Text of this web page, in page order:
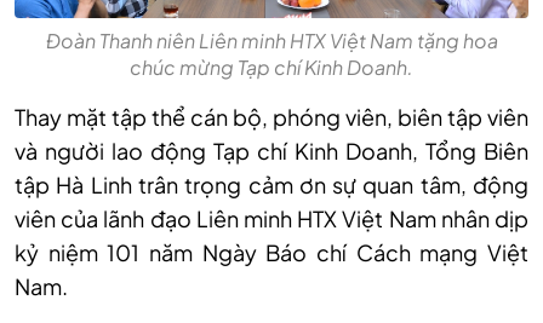
Đoàn Thanh niên Liên minh HTX Việt Nam tặng hoa
chúc mừng Tạp chí Kinh Doanh.
Thay mặt tập thể cán bộ, phóng viên, biên tập viên
và người lao động Tạp chí Kinh Doanh, Tổng Biên
tập Hà Linh trân trọng cảm ơn sự quan tâm, động
viên của lãnh đạo Liên minh HTX Việt Nam nhân dịp
kỷ niệm 101 năm Ngày Báo chí Cách mạng Việt
Nam.